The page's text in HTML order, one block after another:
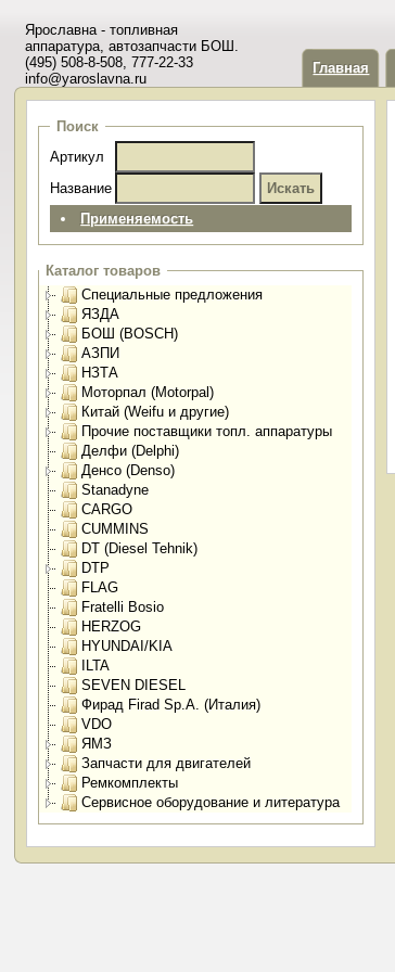
Ярославна - топливная
аппаратура, автозапчасти БОШ.
(495) 508-8-508, 777-22-33
info@yaroslavna.ru
Главная
Поиск
Артикул
Название
Применяемость
Каталог товаров
Специальные предложения
ЯЗДА
БОШ (BOSCH)
АЗПИ
НЗТА
Моторпал (Motorpal)
Китай (Weifu и другие)
Прочие поставщики топл. аппаратуры
Делфи (Delphi)
Денсо (Denso)
Stanadyne
CARGO
CUMMINS
DT (Diesel Tehnik)
DTP
FLAG
Fratelli Bosio
HERZOG
HYUNDAI/KIA
ILTA
SEVEN DIESEL
Фирад Firad Sp.A. (Италия)
VDO
ЯМЗ
Запчасти для двигателей
Ремкомплекты
Сервисное оборудование и литература